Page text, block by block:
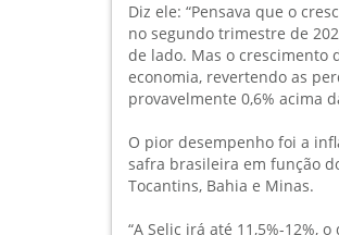
Diz ele: “Pensava que o
no segundo trimestre de
de lado. Mas o
economia, revertendo as
provavelmente 0,6% acima
O pior desempenho foi a
safra brasileira em função
Tocantins, Bahia e Minas.
“A Selic irá até 11,5%-12%,